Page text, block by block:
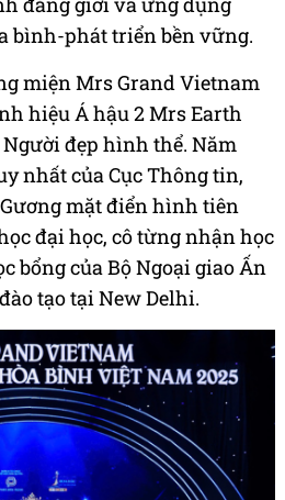
bình-phát triển bền vững.
miện Mrs Grand Vietnam
hiệu Á hậu 2 Mrs Earth
đẹp hình thể. Năm
nhất của Cục Thông tin,
mặt điển hình tiên
đại học, cô từng nhận học
bổng của Bộ Ngoại giao Ấn
tạo tại New Delhi.